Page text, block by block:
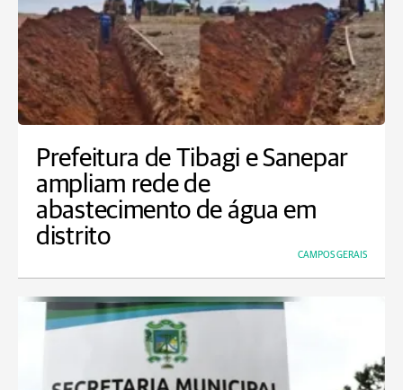
Prefeitura de Tibagi e Sanepar
ampliam rede de
abastecimento de água em
distrito
CAMPOS GERAIS